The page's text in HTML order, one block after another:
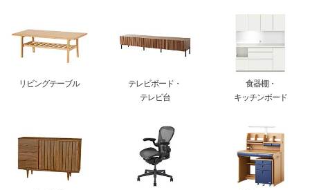
リビングテーブル
テレビボード・
テレビ台
食器棚・
キッチンボード